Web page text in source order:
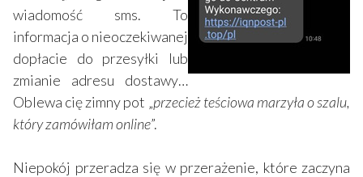
wiadomość sms. To
informacja o nieoczekiwanej
dopłacie do przesyłki lub
zmianie adresu dostawy…
Oblewa cię zimny pot „przecież teściowa marzyła o szalu,
który zamówiłam online”.
Niepokój przeradza się w przerażenie, które zaczyna